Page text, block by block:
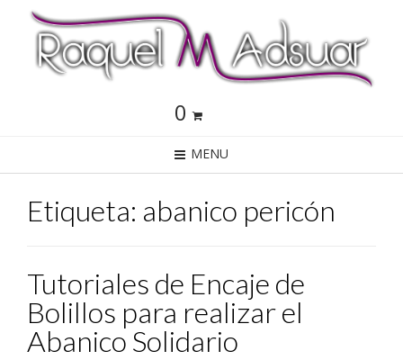
0
MENU
Etiqueta: abanico pericón
Tutoriales de Encaje de
Bolillos para realizar el
Abanico Solidario